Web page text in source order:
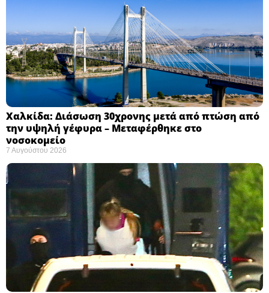
Χαλκίδα: Διάσωση 30χρονης μετά από πτώση από
την υψηλή γέφυρα – Μεταφέρθηκε στο
νοσοκομείο ​
7 Αυγούστου 2026